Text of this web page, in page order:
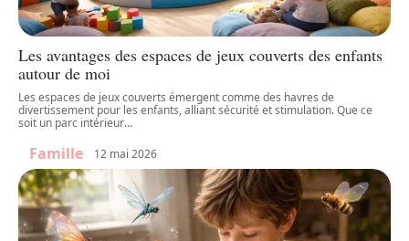
Les avantages des espaces de jeux couverts des enfants
autour de moi
Les espaces de jeux couverts émergent comme des havres de
divertissement pour les enfants, alliant sécurité et stimulation. Que ce
soit un parc intérieur…
Famille 12 mai 2026